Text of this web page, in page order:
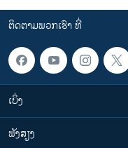
ຕິດຕາມພວກເຮົາ ທີ່
ເບິ່ງ
ຟັງສຽງ